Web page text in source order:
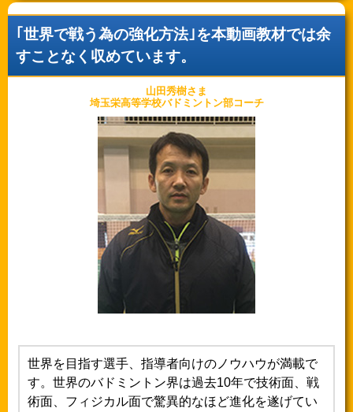
｢世界で戦う為の強化方法｣を本動画教材では余
すことなく収めています。
山田秀樹さま
埼玉栄高等学校バドミントン部コーチ
世界を目指す選手、指導者向けのノウハウが満載で
す。世界のバドミントン界は過去10年で技術面、戦
術面、フィジカル面で驚異的なほど進化を遂げてい